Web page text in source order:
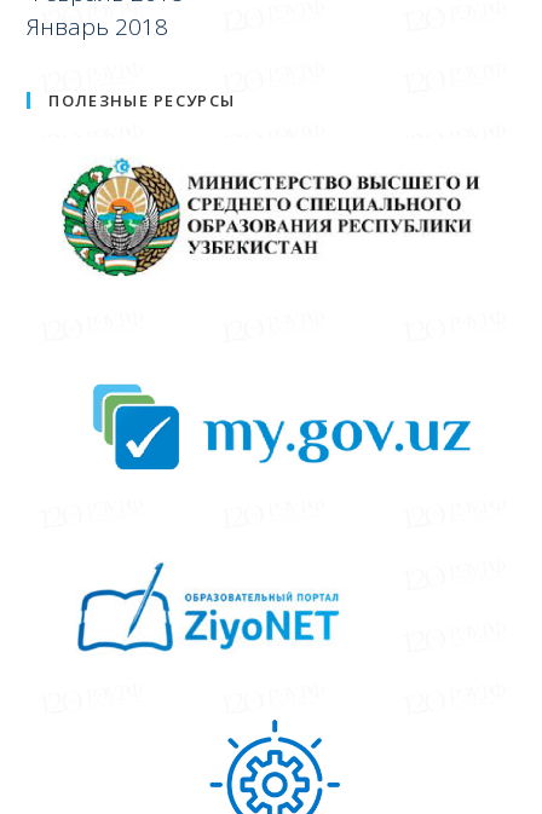
Январь 2018
ПОЛЕЗНЫЕ РЕСУРСЫ